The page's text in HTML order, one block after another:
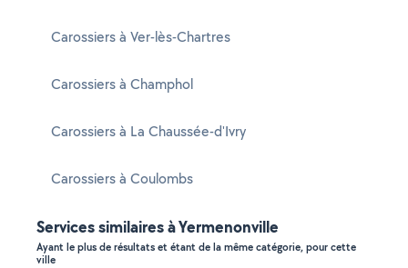
Carossiers à Ver-lès-Chartres
Carossiers à Champhol
Carossiers à La Chaussée-d'Ivry
Carossiers à Coulombs
Services similaires à Yermenonville
Ayant le plus de résultats et étant de la même catégorie, pour cette
ville